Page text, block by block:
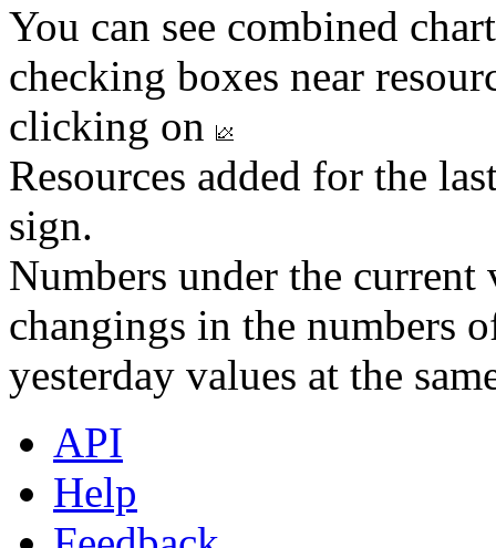
You can see combined
checking boxes near
clicking on
Resources added for the
sign.
Numbers under the
changings in the numbers
yesterday values at the
API
Help